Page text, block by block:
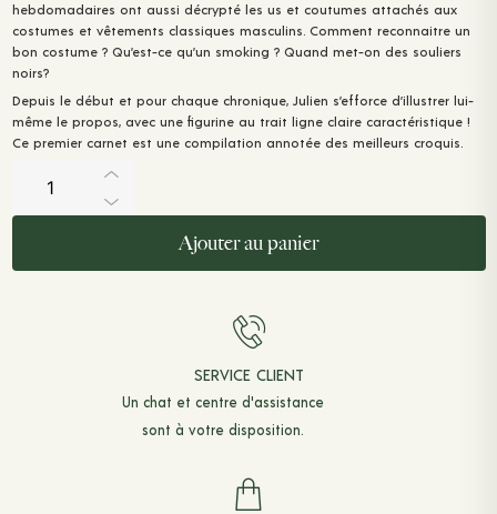
hebdomadaires ont aussi décrypté les us et coutumes attachés aux
costumes et vêtements classiques masculins. Comment reconnaitre un
bon costume ? Qu’est-ce qu’un smoking ? Quand met-on des souliers
noirs?
Depuis le début et pour chaque chronique, Julien s’efforce d’illustrer lui-
même le propos, avec une figurine au trait ligne claire caractéristique !
Ce premier carnet est une compilation annotée des meilleurs croquis.
crayon:
dessins
Ajouter au panier
SERVICE CLIENT
Un chat et centre d'assistance
sont à votre disposition.